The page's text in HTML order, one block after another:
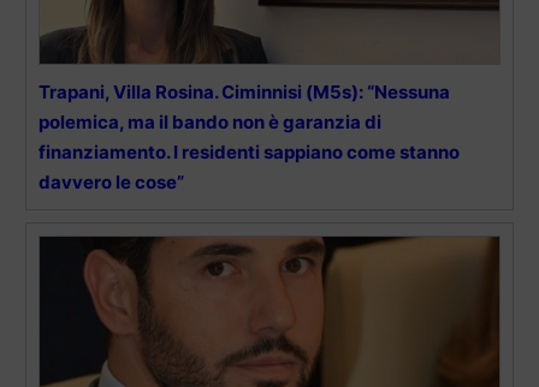
Trapani, Villa Rosina. Ciminnisi (M5s): “Nessuna
polemica, ma il bando non è garanzia di
finanziamento. I residenti sappiano come stanno
davvero le cose”